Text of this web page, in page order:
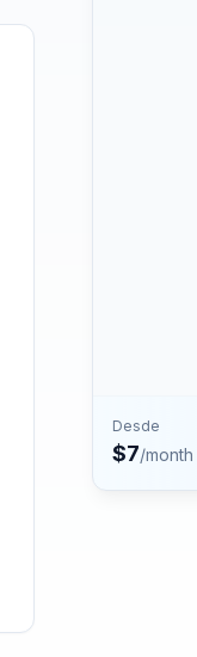
Desde
$7/